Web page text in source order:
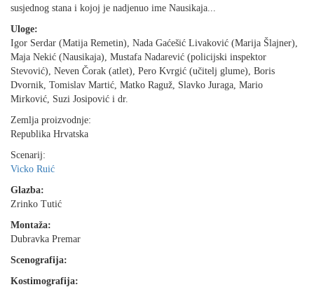
susjednog stana i kojoj je nadjenuo ime Nausikaja...
Uloge:
Igor Serdar (Matija Remetin), Nada Gaćešić Livaković (Marija Šlajner),
Maja Nekić (Nausikaja), Mustafa Nadarević (policijski inspektor
Stevović), Neven Čorak (atlet), Pero Kvrgić (učitelj glume), Boris
Dvornik, Tomislav Martić, Matko Raguž, Slavko Juraga, Mario
Mirković, Suzi Josipović i dr.
Zemlja proizvodnje:
Republika Hrvatska
Scenarij:
Vicko Ruić
Glazba:
Zrinko Tutić
Montaža:
Dubravka Premar
Scenografija:
Kostimografija: